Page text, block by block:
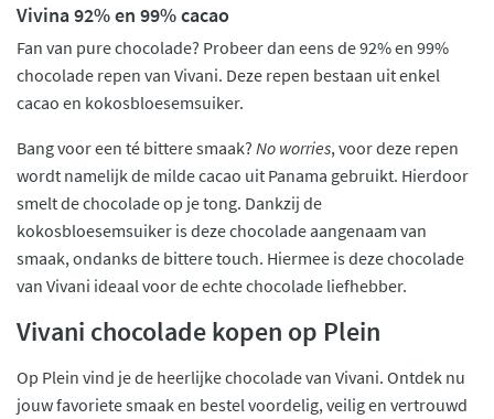
Vivina 92% en 99% cacao
Fan van pure chocolade? Probeer dan eens de 92% en 99%
chocolade repen van Vivani. Deze repen bestaan uit enkel
cacao en kokosbloesemsuiker.
Bang voor een té bittere smaak? No worries, voor deze repen
wordt namelijk de milde cacao uit Panama gebruikt. Hierdoor
smelt de chocolade op je tong. Dankzij de
kokosbloesemsuiker is deze chocolade aangenaam van
smaak, ondanks de bittere touch. Hiermee is deze chocolade
van Vivani ideaal voor de echte chocolade liefhebber.
Vivani chocolade kopen op Plein
Op Plein vind je de heerlijke chocolade van Vivani. Ontdek nu
jouw favoriete smaak en bestel voordelig, veilig en vertrouwd